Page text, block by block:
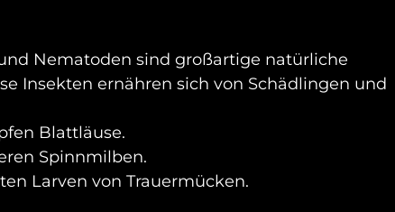
Nematoden sind großartige natürliche
Insekten ernähren sich von Schädlingen und
Blattläuse.
Spinnmilben.
Larven von Trauermücken.